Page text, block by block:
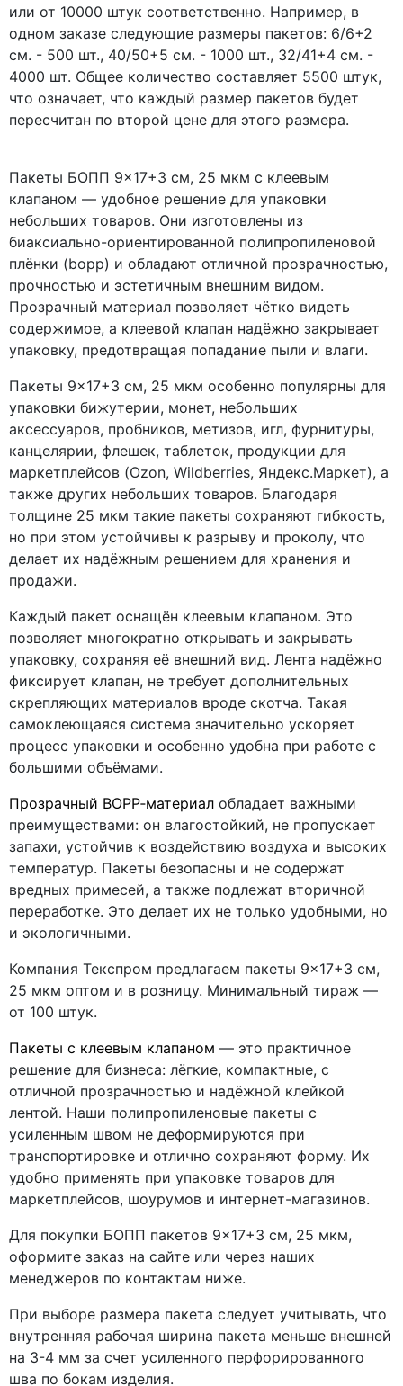
или от 10000 штук соответственно. Например, в
одном заказе следующие размеры пакетов: 6/6+2
см. - 500 шт., 40/50+5 см. - 1000 шт., 32/41+4 см. -
4000 шт. Общее количество составляет 5500 штук,
что означает, что каждый размер пакетов будет
пересчитан по второй цене для этого размера.
Пакеты БОПП 9×17+3 см, 25 мкм с клеевым
клапаном — удобное решение для упаковки
небольших товаров. Они изготовлены из
биаксиально-ориентированной полипропиленовой
плёнки (bopp) и обладают отличной прозрачностью,
прочностью и эстетичным внешним видом.
Прозрачный материал позволяет чётко видеть
содержимое, а клеевой клапан надёжно закрывает
упаковку, предотвращая попадание пыли и влаги.
Пакеты 9×17+3 см, 25 мкм особенно популярны для
упаковки бижутерии, монет, небольших
аксессуаров, пробников, метизов, игл, фурнитуры,
канцелярии, флешек, таблеток, продукции для
маркетплейсов (Ozon, Wildberries, Яндекс.Маркет), а
также других небольших товаров. Благодаря
толщине 25 мкм такие пакеты сохраняют гибкость,
но при этом устойчивы к разрыву и проколу, что
делает их надёжным решением для хранения и
продажи.
Каждый пакет оснащён клеевым клапаном. Это
позволяет многократно открывать и закрывать
упаковку, сохраняя её внешний вид. Лента надёжно
фиксирует клапан, не требует дополнительных
скрепляющих материалов вроде скотча. Такая
самоклеющаяся система значительно ускоряет
процесс упаковки и особенно удобна при работе с
большими объёмами.
Прозрачный BOPP‑материал обладает важными
преимуществами: он влагостойкий, не пропускает
запахи, устойчив к воздействию воздуха и высоких
температур. Пакеты безопасны и не содержат
вредных примесей, а также подлежат вторичной
переработке. Это делает их не только удобными, но
и экологичными.
Компания Текспром предлагаем пакеты 9×17+3 см,
25 мкм оптом и в розницу. Минимальный тираж —
от 100 штук.
Пакеты с клеевым клапаном — это практичное
решение для бизнеса: лёгкие, компактные, с
отличной прозрачностью и надёжной клейкой
лентой. Наши полипропиленовые пакеты с
усиленным швом не деформируются при
транспортировке и отлично сохраняют форму. Их
удобно применять при упаковке товаров для
маркетплейсов, шоурумов и интернет-магазинов.
Для покупки БОПП пакетов 9×17+3 см, 25 мкм,
оформите заказ на сайте или через наших
менеджеров по контактам ниже.
При выборе размера пакета следует учитывать, что
внутренняя рабочая ширина пакета меньше внешней
на 3-4 мм за счет усиленного перфорированного
шва по бокам изделия.